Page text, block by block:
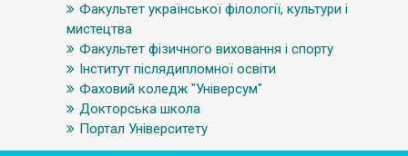
Факультет української філології, культури і
мистецтва
Факультет фізичного виховання і спорту
Інститут післядипломної освіти
Фаховий коледж "Універсум"
Докторська школа
Портал Університету